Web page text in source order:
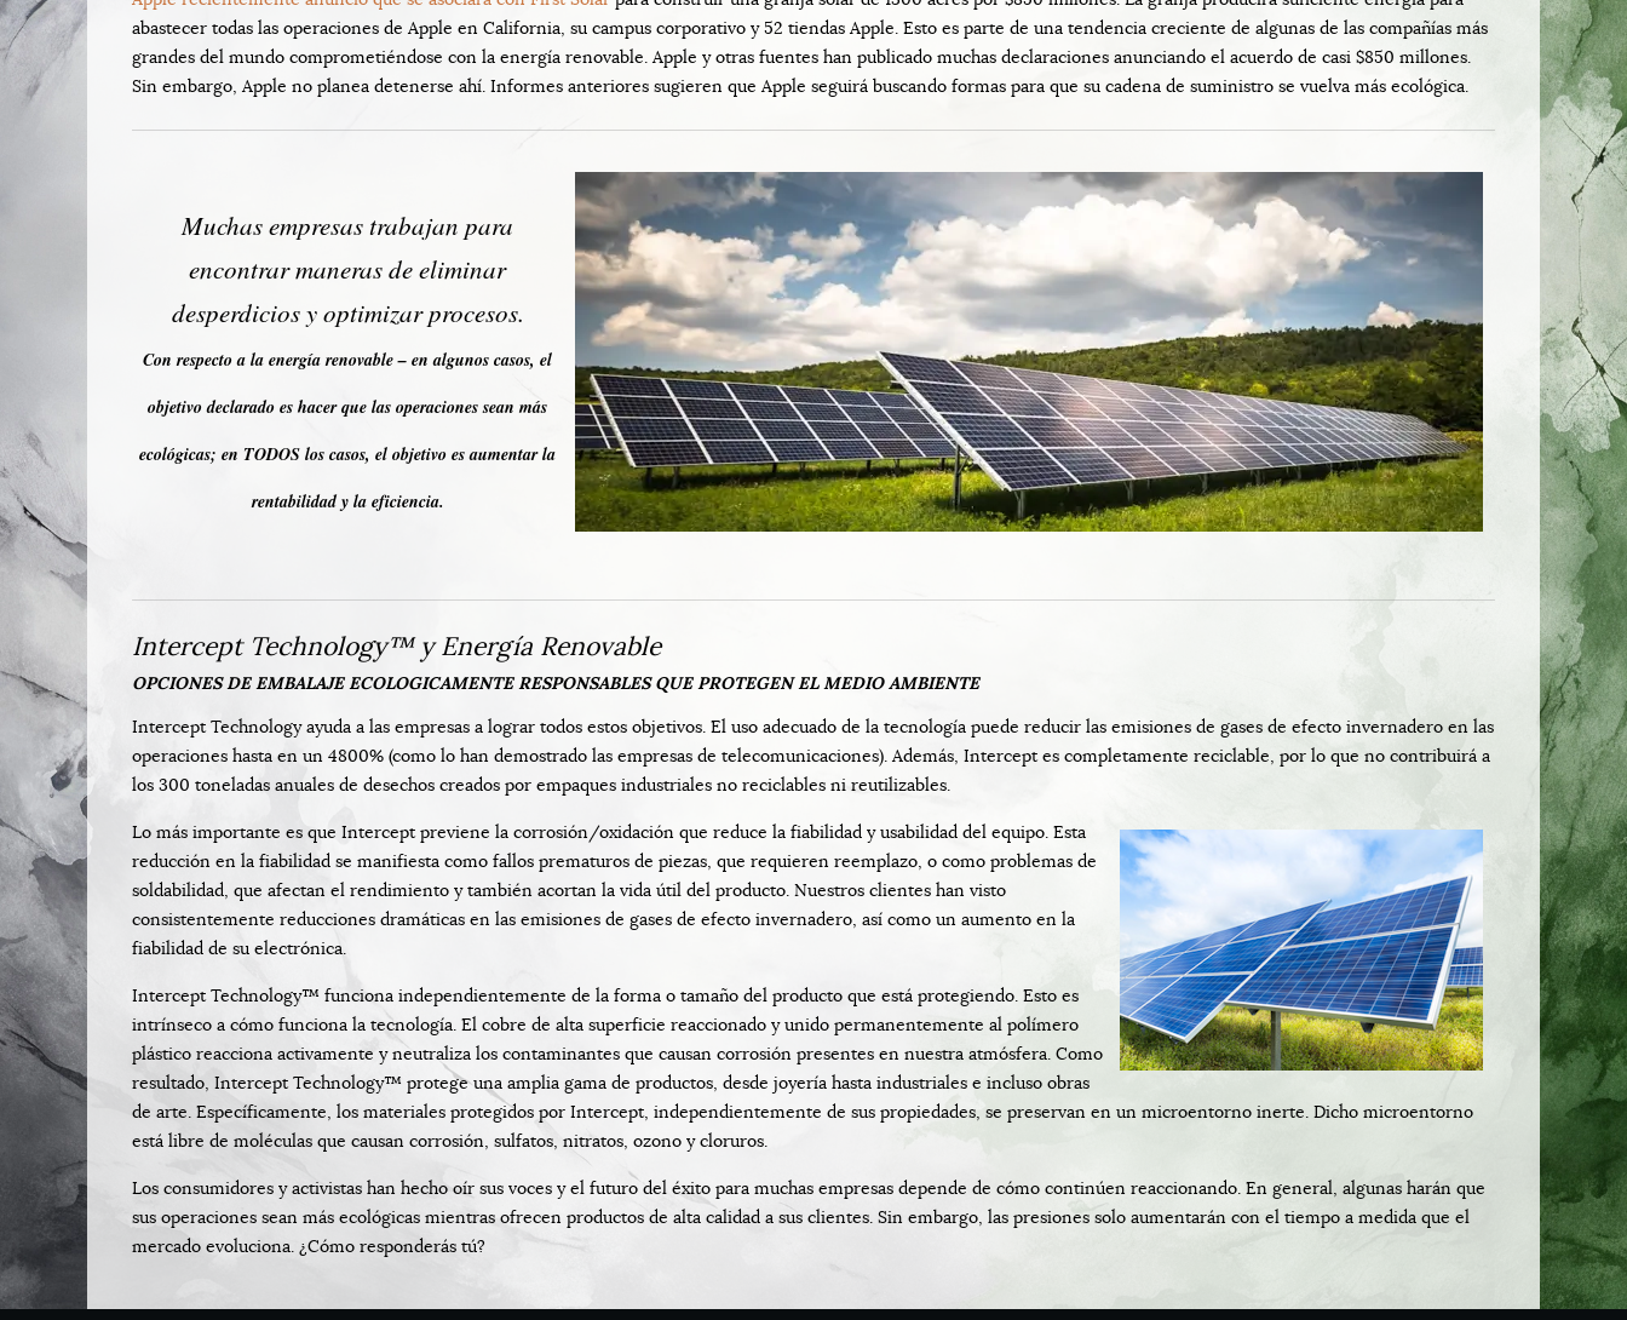
abastecer todas las operaciones de Apple en California, su campus corporativo y 52 tiendas Apple. Esto es parte de una tendencia creciente de algunas de las compañías más
grandes del mundo comprometiéndose con la energía renovable. Apple y otras fuentes han publicado muchas declaraciones anunciando el acuerdo de casi $850 millones.
Sin embargo, Apple no planea detenerse ahí. Informes anteriores sugieren que Apple seguirá buscando formas para que su cadena de suministro se vuelva más ecológica.
Muchas empresas trabajan para
encontrar maneras de eliminar
desperdicios y optimizar procesos.
Con respecto a la energía renovable – en algunos casos, el
objetivo declarado es hacer que las operaciones sean más
ecológicas; en TODOS los casos, el objetivo es aumentar la
rentabilidad y la eficiencia.
Intercept Technology™ y Energía Renovable
OPCIONES DE EMBALAJE ECOLOGICAMENTE RESPONSABLES QUE PROTEGEN EL MEDIO AMBIENTE
Intercept Technology ayuda a las empresas a lograr todos estos objetivos. El uso adecuado de la tecnología puede reducir las emisiones de gases de efecto invernadero en las
operaciones hasta en un 4800% (como lo han demostrado las empresas de telecomunicaciones). Además, Intercept es completamente reciclable, por lo que no contribuirá a
los 300 toneladas anuales de desechos creados por empaques industriales no reciclables ni reutilizables.
Lo más importante es que Intercept previene la corrosión/oxidación que reduce la fiabilidad y usabilidad del equipo. Esta
reducción en la fiabilidad se manifiesta como fallos prematuros de piezas, que requieren reemplazo, o como problemas de
soldabilidad, que afectan el rendimiento y también acortan la vida útil del producto. Nuestros clientes han visto
consistentemente reducciones dramáticas en las emisiones de gases de efecto invernadero, así como un aumento en la
fiabilidad de su electrónica.
Intercept Technology™ funciona independientemente de la forma o tamaño del producto que está protegiendo. Esto es
intrínseco a cómo funciona la tecnología. El cobre de alta superficie reaccionado y unido permanentemente al polímero
plástico reacciona activamente y neutraliza los contaminantes que causan corrosión presentes en nuestra atmósfera. Como
resultado, Intercept Technology™ protege una amplia gama de productos, desde joyería hasta industriales e incluso obras
de arte. Específicamente, los materiales protegidos por Intercept, independientemente de sus propiedades, se preservan en un microentorno inerte. Dicho microentorno
está libre de moléculas que causan corrosión, sulfatos, nitratos, ozono y cloruros.
Los consumidores y activistas han hecho oír sus voces y el futuro del éxito para muchas empresas depende de cómo continúen reaccionando. En general, algunas harán que
sus operaciones sean más ecológicas mientras ofrecen productos de alta calidad a sus clientes. Sin embargo, las presiones solo aumentarán con el tiempo a medida que el
mercado evoluciona. ¿Cómo responderás tú?